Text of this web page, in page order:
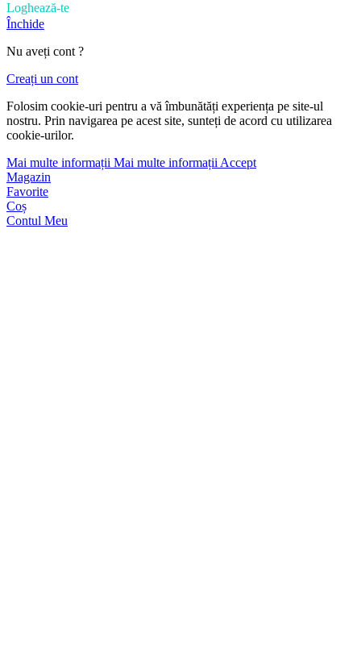
Loghează-te
Închide
Nu aveți cont ?
Creați un cont
Folosim cookie-uri pentru a vă îmbunătăți experiența pe site-ul
nostru. Prin navigarea pe acest site, sunteți de acord cu utilizarea
cookie-urilor.
Mai multe informații Mai multe informațiiAccept
Magazin
Favorite
Coș
Contul Meu